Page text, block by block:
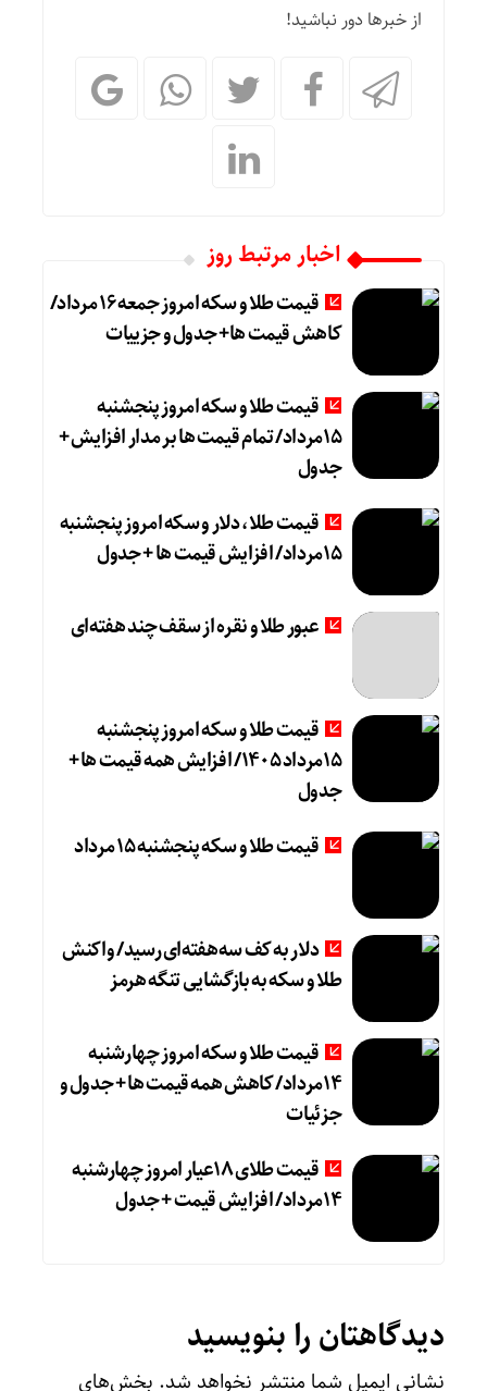
از خبرها دور نباشید!
اخبار مرتبط روز
قیمت طلا و سکه امروز جمعه ۱۶ مرداد/
کاهش قیمت ها+ جدول و جزییات
قیمت طلا و سکه امروز پنجشنبه
15مرداد/ تمام قیمت ها بر مدار افزایش +
جدول
قیمت طلا، دلار و سکه امروز پنجشنبه
15مرداد/ افزایش قیمت ها + جدول
عبور طلا و نقره از سقف چند هفته‌ای
قیمت طلا و سکه امروز پنجشنبه
15مرداد 1405/ افزایش همه قیمت ها +
جدول
قیمت طلا و سکه پنجشنبه 15 مرداد
دلار به کف سه‌هفته‌ای رسید/ واکنش
طلا و سکه به بازگشایی تنگه هرمز
قیمت طلا و سکه امروز چهارشنبه
14مرداد/ کاهش همه قیمت ها + جدول و
جزئیات
قیمت طلای 18عیار امروز چهارشنبه
14مرداد/ افزایش قیمت + جدول
دیدگاهتان را بنویسید
نشانی ایمیل شما منتشر نخواهد شد. بخش‌های